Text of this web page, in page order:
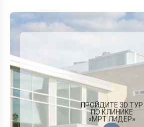
ПРОЙДИТЕ 3D ТУР
ПО КЛИНИКЕ
«МРТ ЛИДЕР»